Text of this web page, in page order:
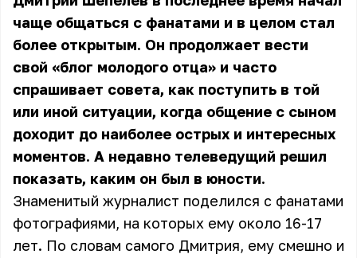
чаще общаться с фанатами и в целом стал
более открытым. Он продолжает вести
свой «блог молодого отца» и часто
спрашивает совета, как поступить в той
или иной ситуации, когда общение с сыном
доходит до наиболее острых и интересных
моментов. А недавно телеведущий решил
показать, каким он был в юности.
Знаменитый журналист поделился с фанатами
фотографиями, на которых ему около 16-17
лет. По словам самого Дмитрия, ему смешно и